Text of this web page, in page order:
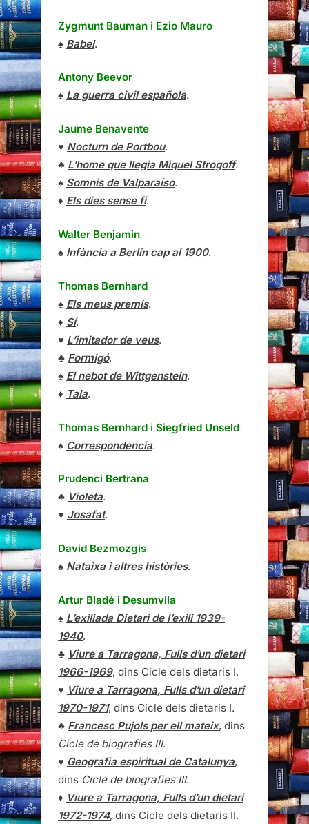
Zygmunt Bauman i Ezio Mauro
♠ Babel.
Antony Beevor
♠ La guerra civil española.
Jaume Benavente
♥ Nocturn de Portbou.
♣ L’home que llegia Miquel Strogoff.
♠ Somnis de Valparaíso.
♦ Els dies sense fi.
Walter Benjamin
♠ Infància a Berlín cap al 1900.
Thomas Bernhard
♠ Els meus premis.
♦ Sí.
♥ L’imitador de veus.
♣ Formigó.
♠ El nebot de Wittgenstein.
♦ Tala.
Thomas Bernhard i Siegfried Unseld
♠ Correspondencia.
Prudenci Bertrana
♣ Violeta.
♥ Josafat.
David Bezmozgis
♠ Nataixa i altres històries.
Artur Bladé i Desumvila
♠ L’exiliada Dietari de l’exili 1939-
1940.
♣ Viure a Tarragona, Fulls d’un dietari
1966-1969, dins Cicle dels dietaris I.
♥ Viure a Tarragona, Fulls d’un dietari
1970-1971, dins Cicle dels dietaris I.
♣ Francesc Pujols per ell mateix, dins
Cicle de biografies III.
♥ Geografia espiritual de Catalunya,
dins Cicle de biografies III.
♦ Viure a Tarragona, Fulls d’un dietari
1972-1974, dins Cicle dels dietaris II.